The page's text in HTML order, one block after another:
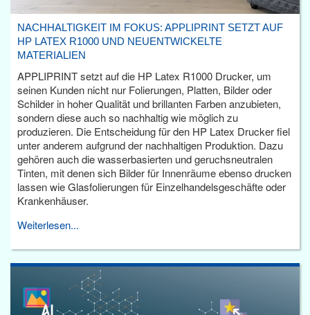
NACHHALTIGKEIT IM FOKUS: APPLIPRINT SETZT AUF
HP LATEX R1000 UND NEUENTWICKELTE
MATERIALIEN
APPLIPRINT setzt auf die HP Latex R1000 Drucker, um
seinen Kunden nicht nur Folierungen, Platten, Bilder oder
Schilder in hoher Qualität und brillanten Farben anzubieten,
sondern diese auch so nachhaltig wie möglich zu
produzieren. Die Entscheidung für den HP Latex Drucker fiel
unter anderem aufgrund der nachhaltigen Produktion. Dazu
gehören auch die wasserbasierten und geruchsneutralen
Tinten, mit denen sich Bilder für Innenräume ebenso drucken
lassen wie Glasfolierungen für Einzelhandelsgeschäfte oder
Krankenhäuser.
Weiterlesen...